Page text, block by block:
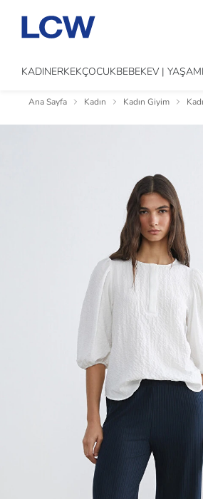
KADINERKEKÇOCUKBEBEKEV | YAŞAM
Ana Sayfa Kadın Kadın Giyim